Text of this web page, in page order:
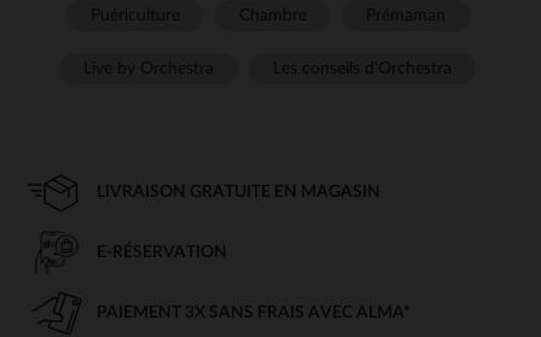
LIVRAISON GRATUITE EN MAGASIN
E-RÉSERVATION
PAIEMENT 3X SANS FRAIS AVEC ALMA*